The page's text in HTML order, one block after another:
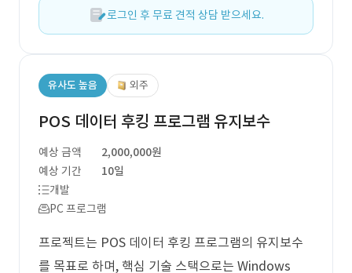
로그인 후 무료 견적 상담 받으세요.
유사도 높음 외주
POS 데이터 후킹 프로그램 유지보수
예상 금액
2,000,000원
예상 기간
10일
개발
PC 프로그램
프로젝트는 POS 데이터 후킹 프로그램의 유지보수
를 목표로 하며, 핵심 기술 스택으로는 Windows